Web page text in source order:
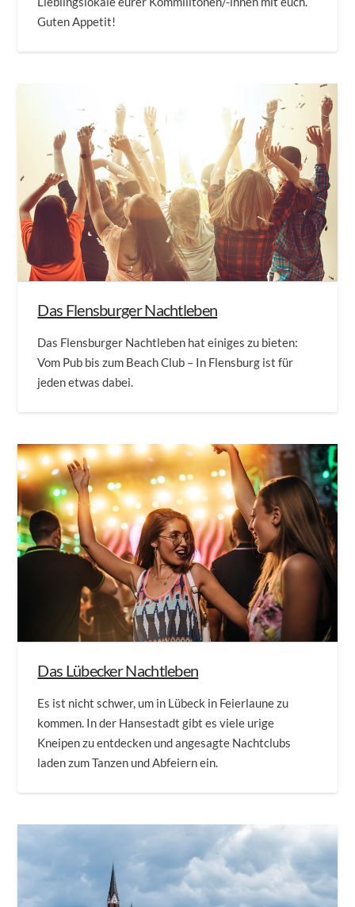
Guten Appetit!
Das Flensburger Nachtleben
Das Flensburger Nachtleben hat einiges zu bieten:
Vom Pub bis zum Beach Club – In Flensburg ist für
jeden etwas dabei.
Das Lübecker Nachtleben
Es ist nicht schwer, um in Lübeck in Feierlaune zu
kommen. In der Hansestadt gibt es viele urige
Kneipen zu entdecken und angesagte Nachtclubs
laden zum Tanzen und Abfeiern ein.